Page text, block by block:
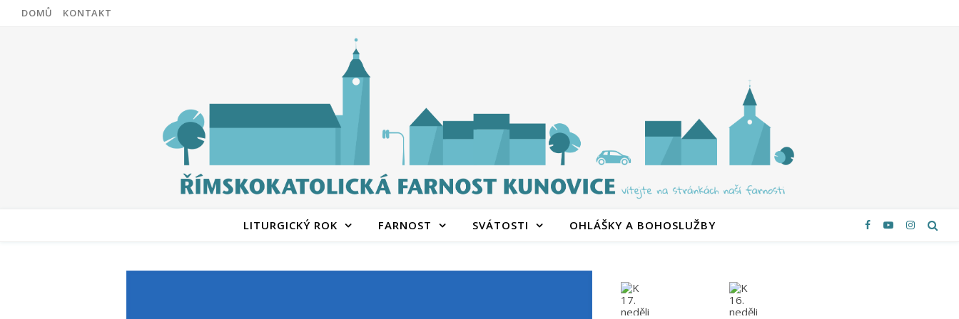
DOMŮ KONTAKT
LITURGICKÝ ROK FARNOST SVÁTOSTI OHLÁŠKY A BOHOSLUŽBY